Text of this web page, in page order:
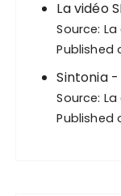
La vidéo
Source:
Published
Sintonia
Source:
Published